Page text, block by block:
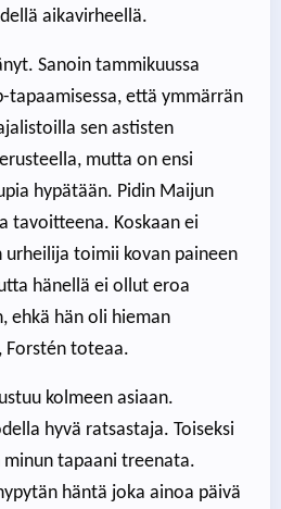
aikavirheellä.
Sanoin tammikuussa
tapaamisessa, että ymmärrän
sen astisten
mutta on ensi
hypätään. Pidin Maijun
tavoitteena. Koskaan ei
toimii kovan paineen
hänellä ei ollut eroa
ehkä hän oli hieman
Forstén toteaa.
kolmeen asiaan.
hyvä ratsastaja. Toiseksi
tapaani treenata.
häntä joka ainoa päivä